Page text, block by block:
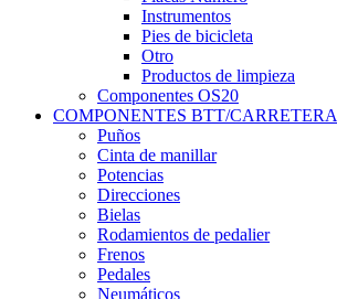
Instrumentos
Pies de bicicleta
Otro
Productos de limpieza
Componentes OS20
COMPONENTES BTT/CARRETERA
Puños
Cinta de manillar
Potencias
Direcciones
Bielas
Rodamientos de pedalier
Frenos
Pedales
Neumáticos